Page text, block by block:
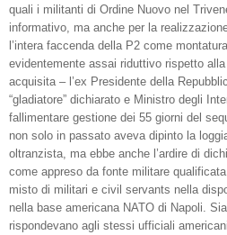
quali i militanti di Ordine Nuovo nel
informativo, ma anche per la
l’intera faccenda della P2 come
evidentemente assai riduttivo rispetto
acquisita – l’ex Presidente della
“gladiatore” dichiarato e Ministro degli
fallimentare gestione dei 55 giorni del
non solo in passato aveva dipinto la
oltranzista, ma ebbe anche l’ardire di
come appreso da fonte militare
misto di militari e civil servants nella
nella base americana NATO di Napoli.
rispondevano agli stessi ufficiali